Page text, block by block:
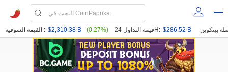
القيمة السوقية : $2,310.38 B (0.27%) قيمة التداول 24H: $286.52 B